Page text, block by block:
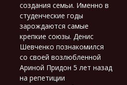
создания семьи. Именно в
студенческие годы
зарождаются самые
крепкие союзы. Денис
Шевченко познакомился
со своей возлюбленной
Ариной Придон 5 лет назад
на репетиции